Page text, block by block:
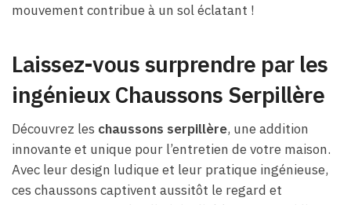
mouvement contribue à un sol éclatant !
Laissez-vous surprendre par les
ingénieux Chaussons Serpillère
Découvrez les chaussons serpillère, une addition
innovante et unique pour l’entretien de votre maison.
Avec leur design ludique et leur pratique ingénieuse,
ces chaussons captivent aussitôt le regard et